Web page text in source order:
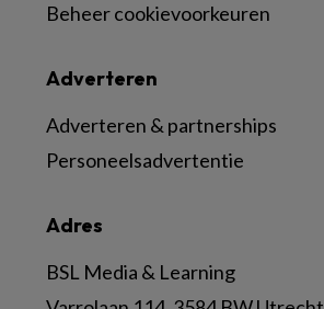
Adres
BSL Media & Learning
Adverteren
Adverteren & partnerships
Personeelsadvertentie
Beheer cookievoorkeuren